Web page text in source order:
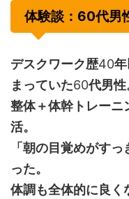
体験談：60代男
デスクワーク歴40
まっていた60代男性
整体＋体幹トレーニ
活。
「朝の目覚めがす
った。
体調も全体的に良く